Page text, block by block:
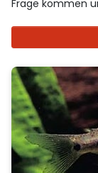
Frage kommen